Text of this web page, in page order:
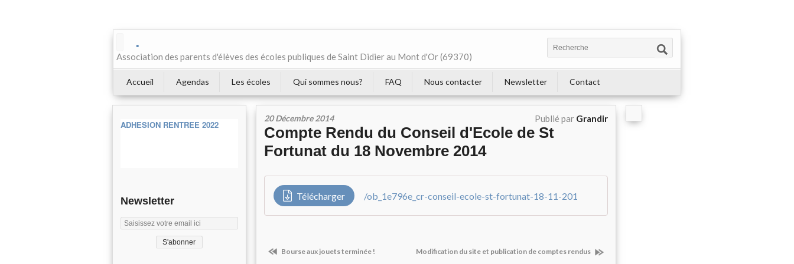
.
Association des parents d'élèves des écoles publiques de Saint Didier au Mont d'Or (69370)
Accueil Agendas Les écoles Qui sommes nous? FAQ Nous contacter Newsletter Contact
ADHESION RENTREE 2022
Newsletter
20 Décembre 2014 Publié par Grandir
Compte Rendu du Conseil d'Ecole de St
Fortunat du 18 Novembre 2014
Télécharger /ob_1e796e_cr-conseil-ecole-st-fortunat-18-11-201
Bourse aux jouets terminée ! Modification du site et publication de comptes rendus